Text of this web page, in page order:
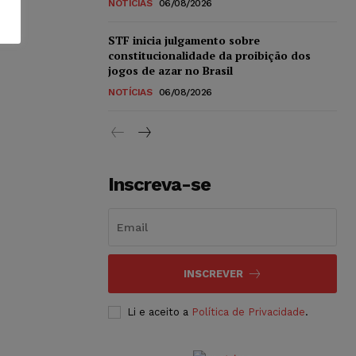
NOTÍCIAS 06/08/2026
STF inicia julgamento sobre
constitucionalidade da proibição dos
jogos de azar no Brasil
NOTÍCIAS 06/08/2026
Inscreva-se
INSCREVER
Li e aceito a Política de Privacidade.